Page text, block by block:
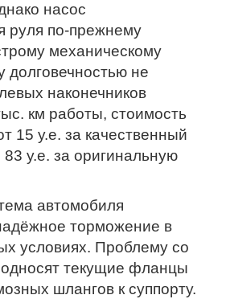
насос
руля по-прежнему
механическому
долговечностью не
наконечников
км работы, стоимость
15 у.е. за качественный
у.е. за оригинальную
автомобиля
торможение в
условиях. Проблему со
текущие фланцы
шлангов к суппорту.